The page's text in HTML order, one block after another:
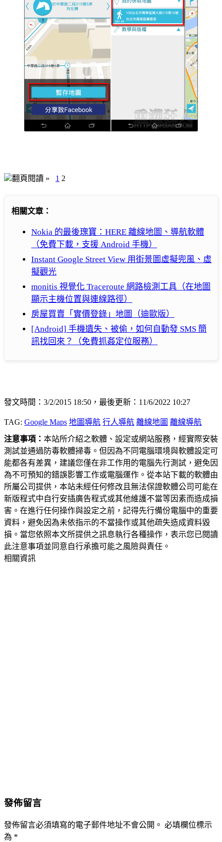
翻頁閱讀 » 1 2
相關文章：
Nokia 的最後瑰寶：HERE 離線地圖、導航軟體
（免費下載，支援 Android 手機）
Instant Google Street View 用街景圖虛擬兜風、虛
擬觀光
monitis 視覺化 Traceroute 網路檢測工具（在地圖
顯示主機位置與連線路徑）
房屋買賣「實價登錄」地圖（迪歐版）
[Android] 手機遺失、被偷，如何自動發 SMS 簡
訊找回來？（免費抓姦定位服務）
發文時間：3/2/2015 18:50，最後更新：11/6/2022 10:27
TAG: Google Maps 地圖導航 行人導航 離線地圖 離線導航
注意事項： 本站所介紹之軟體、設定或網站服務，經實際安裝
測試並通過防毒軟體掃毒。但因為不同電腦環境與軟體設定可
能都各有差異，建議您僅在非工作用的電腦先行測試，避免因
為不可預知的錯誤影響工作或電腦運作。從本站下載的軟體由
所屬公司提供，本站未經任何修改且無法保證軟體公司可能在
新版程式中自行安插廣告程式或其他維護不當等因素而造成損
害。在進行任何操作與設定之前，記得先行備份電腦中的重要
資料，避免因為未依指示的不當操作或其他疏失造成資料毀
損。當您依照本文所提供之訊息執行各種操作，表示您已閱讀
此注意事項並同意自行承擔可能之風險與責任。
相關資訊
發佈留言
發佈留言必須填寫的電子郵件地址不會公開。 必填欄位標示
為 *